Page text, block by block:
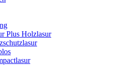
Plus Holzlasur